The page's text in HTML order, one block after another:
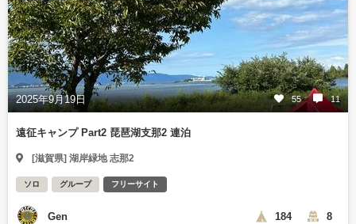
2025年9月19日 55 11
遠征キャンプ Part2 琵琶湖支那2 連泊
[滋賀県] 湖岸緑地 志那2
ソロ グループ フリーサイト
Gen 184 8